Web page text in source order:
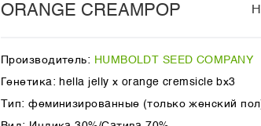
ORANGE CREAMPOP
Производитель: HUMBOLDT SEED COMPANY
Генетика: hella jelly x orange cremsicle bx3
Тип: феминизированные (только женский